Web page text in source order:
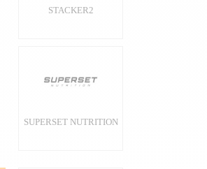
STACKER2
SUPERSET NUTRITION